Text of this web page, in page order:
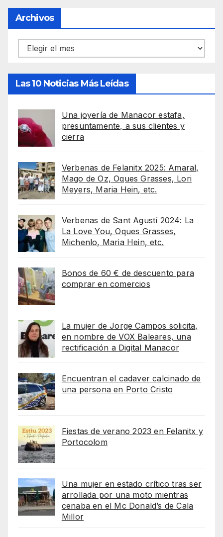
Archivos
Archivos
Las 10 Noticias Más Leídas
Una joyería de Manacor estafa,
presuntamente, a sus clientes y
cierra
Verbenas de Felanitx 2025: Amaral,
Mago de Oz, Oques Grasses, Lori
Meyers, Maria Hein, etc.
Verbenas de Sant Agustí 2024: La
La Love You, Oques Grasses,
Michenlo, Maria Hein, etc.
Bonos de 60 € de descuento para
comprar en comercios
La mujer de Jorge Campos solicita,
en nombre de VOX Baleares, una
rectificación a Digital Manacor
Encuentran el cadaver calcinado de
una persona en Porto Cristo
Fiestas de verano 2023 en Felanitx y
Portocolom
Una mujer en estado crítico tras ser
arrollada por una moto mientras
cenaba en el Mc Donald’s de Cala
Millor